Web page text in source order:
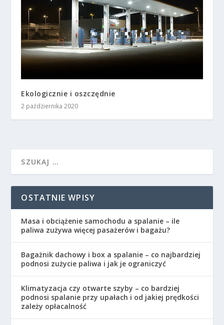
Ekologicznie i oszczędnie
2 października 2020
OSTATNIE WPISY
Masa i obciążenie samochodu a spalanie – ile
paliwa zużywa więcej pasażerów i bagażu?
Bagażnik dachowy i box a spalanie – co najbardziej
podnosi zużycie paliwa i jak je ograniczyć
Klimatyzacja czy otwarte szyby – co bardziej
podnosi spalanie przy upałach i od jakiej prędkości
zależy opłacalność